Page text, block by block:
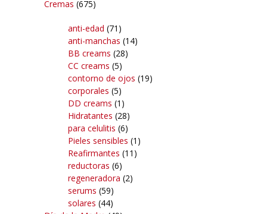
Cremas (675)
anti-edad (71)
anti-manchas (14)
BB creams (28)
CC creams (5)
contorno de ojos (19)
corporales (5)
DD creams (1)
Hidratantes (28)
para celulitis (6)
Pieles sensibles (1)
Reafirmantes (11)
reductoras (6)
regeneradora (2)
serums (59)
solares (44)